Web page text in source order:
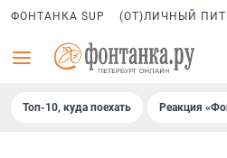
ФОНТАНКА SUP (ОТ)ЛИЧНЫЙ
Топ-10, куда поехать Реакция